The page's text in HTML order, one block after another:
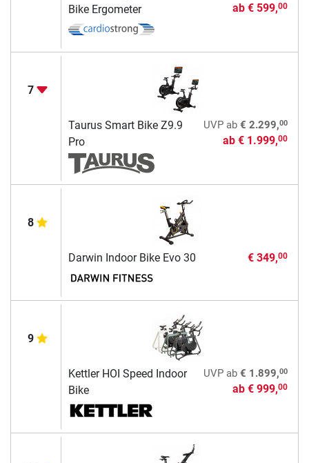
Bike Ergometer
ab € 599,00
7
Taurus Smart Bike Z9.9
Pro
UVPab € 2.299,00
ab € 1.999,00
8
Darwin Indoor Bike Evo 30 € 349,00
9
Kettler HOI Speed Indoor
Bike
UVPab € 1.899,00
ab € 999,00